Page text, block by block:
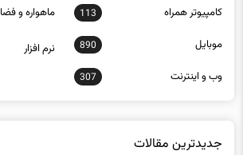
كامپيوتر همراه 113 ماهواره و فضا
موبايل 890 نرم افزار
وب و اينترنت 307
جدیدترین مقالات